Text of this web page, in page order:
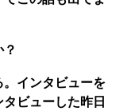
。インタビューを
ビューした昨日